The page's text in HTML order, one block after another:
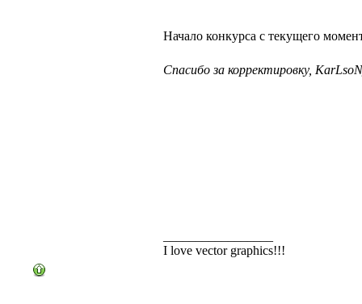
Начало конкурса с текущего
Спасибо за корректировку,
I love vector graphics!!!